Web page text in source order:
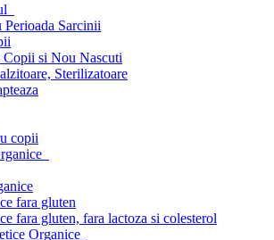
Perioada Sarcinii
Copii si Nou Nascuti
Sterilizatoare
copii
fara gluten
fara gluten, fara lactoza si colesterol
Organice